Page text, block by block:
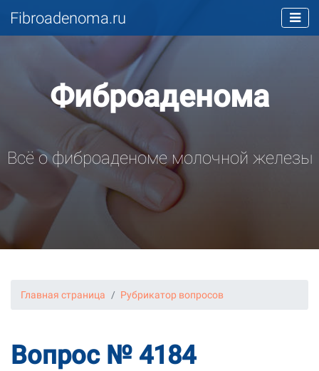
Fibroadenoma.ru
Фиброаденома
Всё о фиброаденоме молочной железы
Главная страница Рубрикатор вопросов
Вопрос № 4184